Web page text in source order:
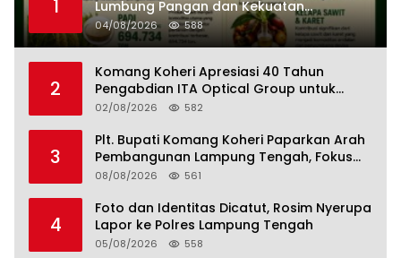
1
Lumbung Pangan dan Kekuatan
Perkebunan Lampung, Komang Koheri:
Kemandirian Pangan adalah Fondasi
04/08/2026 588
2
Komang Koheri Apresiasi 40 Tahun
Pengabdian ITA Optical Group untuk
Kesehatan Mata Masyarakat Lamteng
02/08/2026 582
3
Plt. Bupati Komang Koheri Paparkan Arah
Pembangunan Lampung Tengah, Fokus
pada SDM, Ekonomi, Infrastruktur dan
08/08/2026 561
4
Foto dan Identitas Dicatut, Rosim Nyerupa
Lapor ke Polres Lampung Tengah
05/08/2026 558